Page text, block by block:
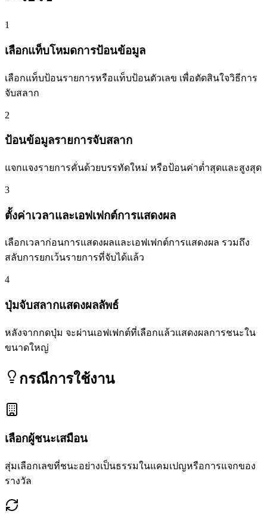
1
เลือกแท็บโหมดการป้อนข้อมูล
เลือกแท็บป้อนรายการหรือแท็บป้อนตัวเลข เพื่อตัดสินใจวิธีการ
จับสลาก
2
ป้อนข้อมูลรายการจับสลาก
แจกแจงรายการคั่นด้วยบรรทัดใหม่ หรือป้อนค่าต่ำสุดและสูงสุด
3
ตั้งค่าเวลาและเอฟเฟกต์การแสดงผล
เลือกเวลาก่อนการแสดงผลและเอฟเฟกต์การแสดงผล รวมถึง
สลับการยกเว้นรายการที่จับได้แล้ว
4
ปุ่มจับสลากแสดงผลลัพธ์
หลังจากกดปุ่ม จะผ่านเอฟเฟกต์ที่เลือกแล้วแสดงผลการชนะใน
ขนาดใหญ่
กรณีการใช้งาน
เลือกผู้ชนะเสมือน
สุ่มเลือกเลขที่ชนะอย่างเป็นธรรมในแคมเปญหรือการแจกของ
รางวัล